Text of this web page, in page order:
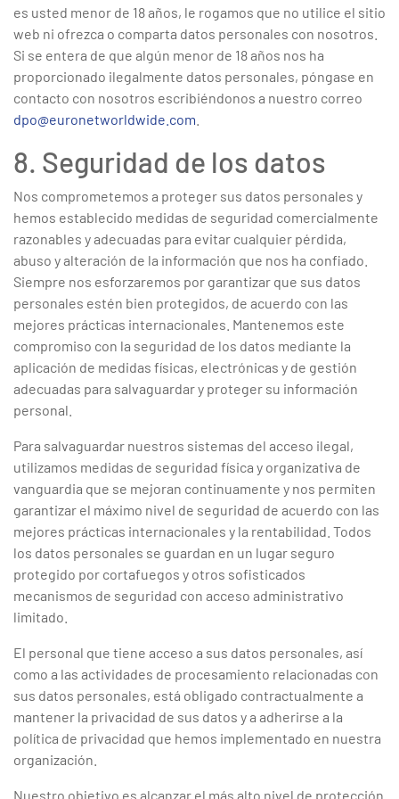
es usted menor de 18 años, le rogamos que no utilice el sitio
web ni ofrezca o comparta datos personales con nosotros.
Si se entera de que algún menor de 18 años nos ha
proporcionado ilegalmente datos personales, póngase en
contacto con nosotros escribiéndonos a nuestro correo
dpo@euronetworldwide.com
8. Seguridad de los datos
Nos comprometemos a proteger sus datos personales y
hemos establecido medidas de seguridad comercialmente
razonables y adecuadas para evitar cualquier pérdida,
abuso y alteración de la información que nos ha confiado.
Siempre nos esforzaremos por garantizar que sus datos
personales estén bien protegidos, de acuerdo con las
mejores prácticas internacionales. Mantenemos este
compromiso con la seguridad de los datos mediante la
aplicación de medidas físicas, electrónicas y de gestión
adecuadas para salvaguardar y proteger su información
personal.
Para salvaguardar nuestros sistemas del acceso ilegal,
utilizamos medidas de seguridad física y organizativa de
vanguardia que se mejoran continuamente y nos permiten
garantizar el máximo nivel de seguridad de acuerdo con las
mejores prácticas internacionales y la rentabilidad. Todos
los datos personales se guardan en un lugar seguro
protegido por cortafuegos y otros sofisticados
mecanismos de seguridad con acceso administrativo
limitado.
El personal que tiene acceso a sus datos personales, así
como a las actividades de procesamiento relacionadas con
sus datos personales, está obligado contractualmente a
mantener la privacidad de sus datos y a adherirse a la
política de privacidad que hemos implementado en nuestra
organización.
Nuestro objetivo es alcanzar el más alto nivel de protección